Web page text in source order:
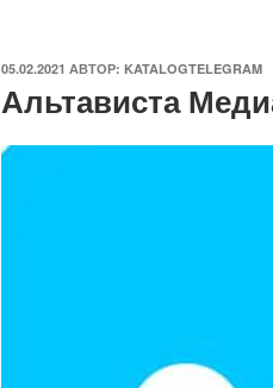
ОПУБЛИКОВАНО
05.02.2021 АВТОР: KATALOGTELEGRAM
Альтависта